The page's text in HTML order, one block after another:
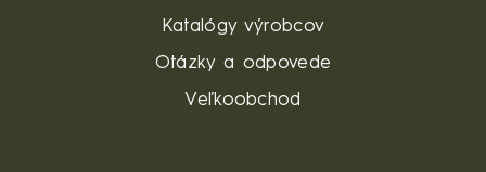
Katalógy výrobcov
Otázky a odpovede
Veľkoobchod